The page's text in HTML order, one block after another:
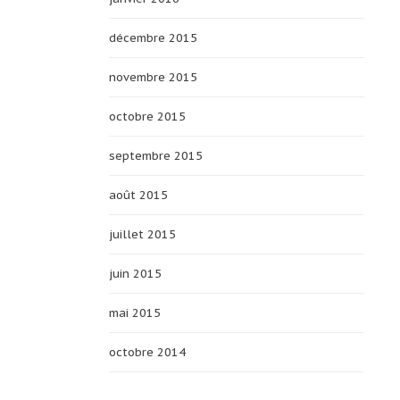
décembre 2015
novembre 2015
octobre 2015
septembre 2015
août 2015
juillet 2015
juin 2015
mai 2015
octobre 2014